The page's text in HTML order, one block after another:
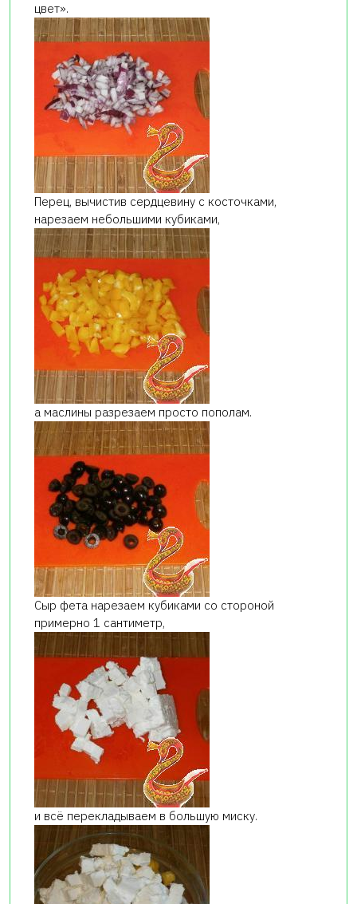
цвет».
Перец, вычистив сердцевину с косточками,
нарезаем небольшими кубиками,
а маслины разрезаем просто пополам.
Сыр фета нарезаем кубиками со стороной
примерно 1 сантиметр,
и всё перекладываем в большую миску.